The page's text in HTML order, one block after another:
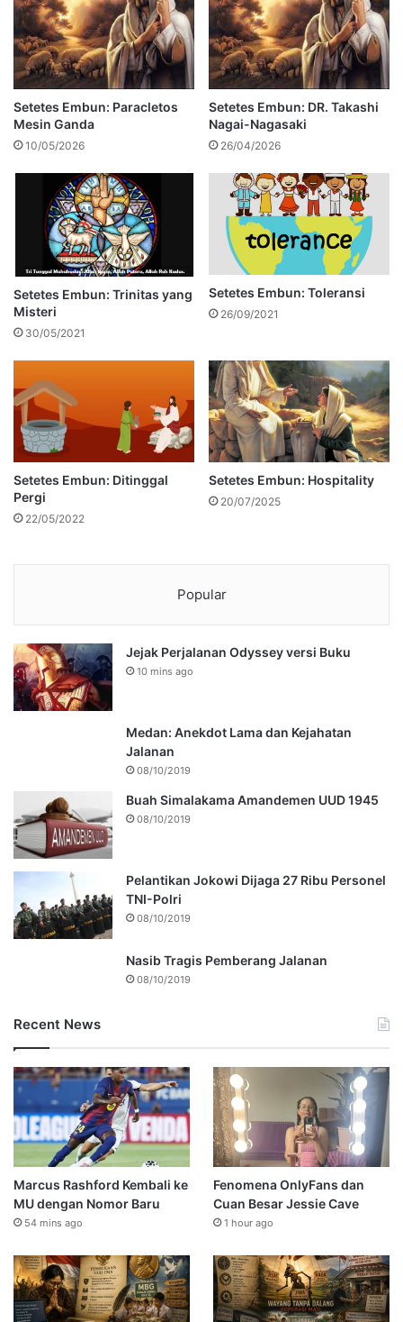
Setetes Embun: Paracletos
Mesin Ganda
10/05/2026
Setetes Embun: DR. Takashi
Nagai-Nagasaki
26/04/2026
Setetes Embun: Trinitas yang
Misteri
30/05/2021
Setetes Embun: Toleransi
26/09/2021
Setetes Embun: Ditinggal
Pergi
22/05/2022
Setetes Embun: Hospitality
20/07/2025
Popular
Jejak Perjalanan Odyssey versi Buku
10 mins ago
Medan: Anekdot Lama dan Kejahatan
Jalanan
08/10/2019
Buah Simalakama Amandemen UUD 1945
08/10/2019
Pelantikan Jokowi Dijaga 27 Ribu Personel
TNI-Polri
08/10/2019
Nasib Tragis Pemberang Jalanan
08/10/2019
Recent News
Marcus Rashford Kembali ke
MU dengan Nomor Baru
54 mins ago
Fenomena OnlyFans dan
Cuan Besar Jessie Cave
1 hour ago